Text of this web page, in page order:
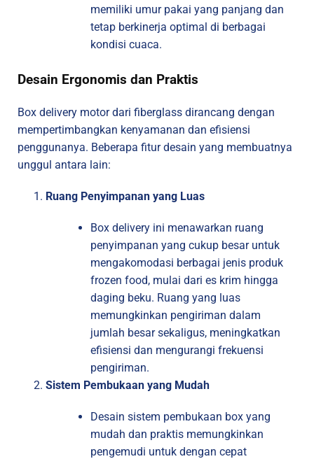
memiliki umur pakai yang panjang dan
tetap berkinerja optimal di berbagai
kondisi cuaca.
Desain Ergonomis dan Praktis
Box delivery motor dari fiberglass dirancang dengan
mempertimbangkan kenyamanan dan efisiensi
penggunanya. Beberapa fitur desain yang membuatnya
unggul antara lain:
Ruang Penyimpanan yang Luas
Box delivery ini menawarkan ruang
penyimpanan yang cukup besar untuk
mengakomodasi berbagai jenis produk
frozen food, mulai dari es krim hingga
daging beku. Ruang yang luas
memungkinkan pengiriman dalam
jumlah besar sekaligus, meningkatkan
efisiensi dan mengurangi frekuensi
pengiriman.
Sistem Pembukaan yang Mudah
Desain sistem pembukaan box yang
mudah dan praktis memungkinkan
pengemudi untuk dengan cepat